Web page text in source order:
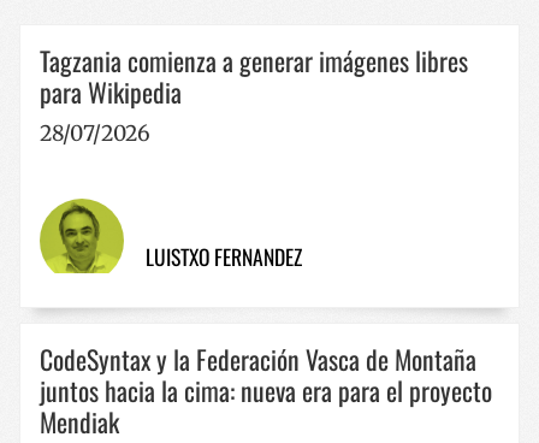
Tagzania comienza a generar imágenes libres
para Wikipedia
28/07/2026
LUISTXO FERNANDEZ
CodeSyntax y la Federación Vasca de Montaña
juntos hacia la cima: nueva era para el proyecto
Mendiak
web no se puede utilizar correctamente sin las
cookies estrictamente necesarias.
Nombre
__cf_bm
CookieScriptConsent
CookieScript
www.codesyntax.com